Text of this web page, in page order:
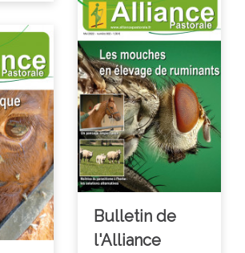
Bulletin de
l'Alliance